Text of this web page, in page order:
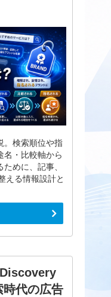
。検索順位や指
名・比較軸から
めに、記事、
える情報設計と
代の広告